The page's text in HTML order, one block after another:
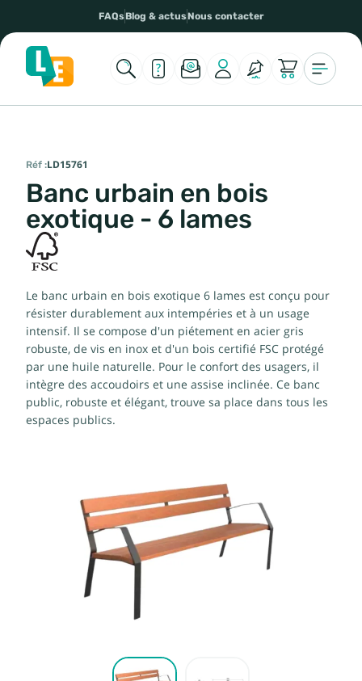
FAQsBlog & actusNous contacter
Réf :LD15761
Banc urbain en bois
exotique - 6 lames
Le banc urbain en bois exotique 6 lames est conçu pour
résister durablement aux intempéries et à un usage
intensif. Il se compose d'un piétement en acier gris
robuste, de vis en inox et d'un bois certifié FSC protégé
par une huile naturelle. Pour le confort des usagers, il
intègre des accoudoirs et une assise inclinée. Ce banc
public, robuste et élégant, trouve sa place dans tous les
espaces publics.